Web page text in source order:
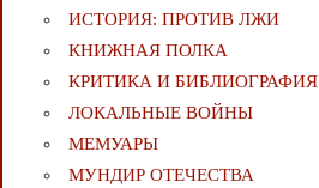
ИСТОРИЯ: ПРОТИВ ЛЖИ
КНИЖНАЯ ПОЛКА
КРИТИКА И БИБЛИОГРАФИЯ
ЛОКАЛЬНЫЕ ВОЙНЫ
МЕМУАРЫ
МУНДИР ОТЕЧЕСТВА